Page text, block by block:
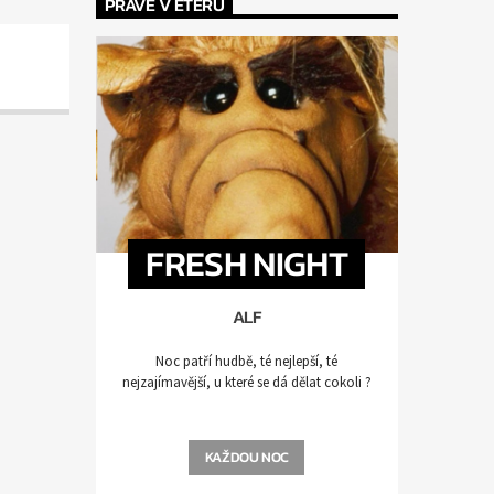
FRESH NIGHT
ALF
Noc patří hudbě, té nejlepší, té
nejzajímavější, u které se dá dělat cokoli ?
KAŽDOU NOC